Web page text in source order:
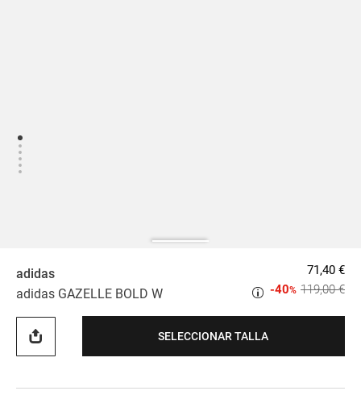
adidas
adidas GAZELLE BOLD W
71,40 €
119,00 €
-40%
SELECCIONAR TALLA